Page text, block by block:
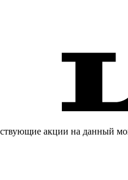
акции на данный